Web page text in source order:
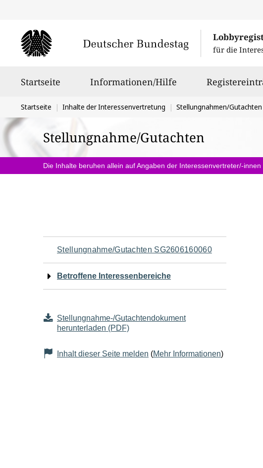
für die
Startseite Informationen/Hilfe
Sie
befinden
sich
hier:
Startseite Inhalte der Interessenvertretung Stellungnahmen/Gutachten
Stellungnahme/Gutachten
Die Inhalte beruhen allein auf Angaben der Interessenvertreter/-innen
Navigation
für
Seiteninhalt
Stellungnahme/Gutachten SG2606160060
Betroffene Interessenbereiche
Stellungnahme-/Gutachtendokument
herunterladen (PDF)
Inhalt dieser Seite melden (Mehr Informationen)